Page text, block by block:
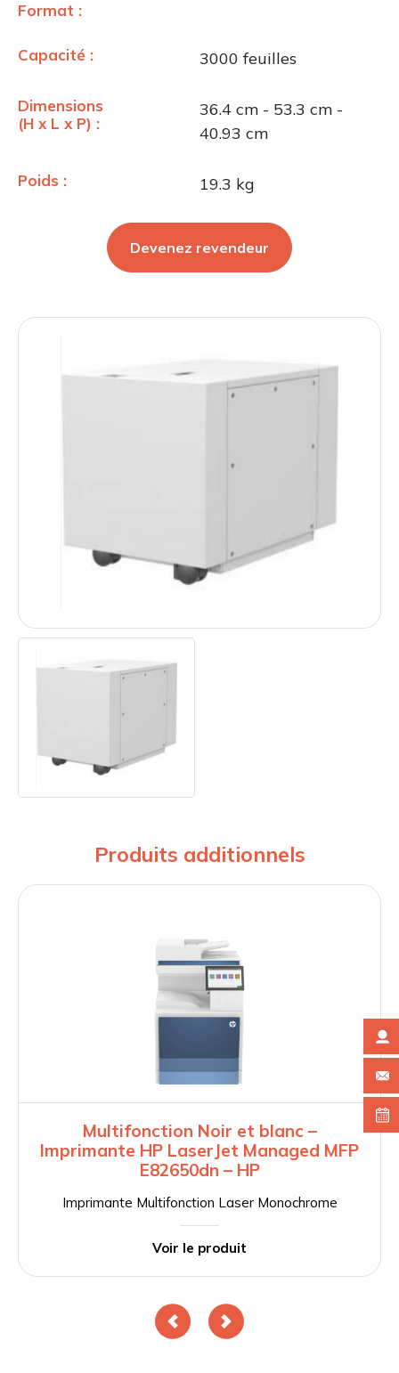
Format :
Capacité : 3000 feuilles
Dimensions
(H x L x P) :
36.4 cm - 53.3 cm -
40.93 cm
Poids : 19.3 kg
Devenez revendeur
Produits additionnels
Multifonction Noir et blanc –
Imprimante HP LaserJet Managed MFP
E82650dn – HP
Imprimante Multifonction Laser Monochrome
Voir le produit